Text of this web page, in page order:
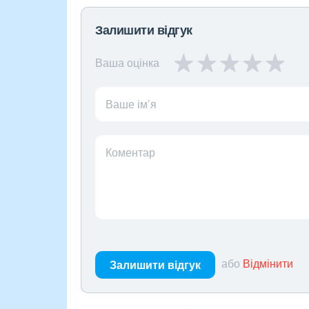
Залишити відгук
Ваша оцінка
Ваше ім’я
Коментар
Залишити відгук або Відмінити